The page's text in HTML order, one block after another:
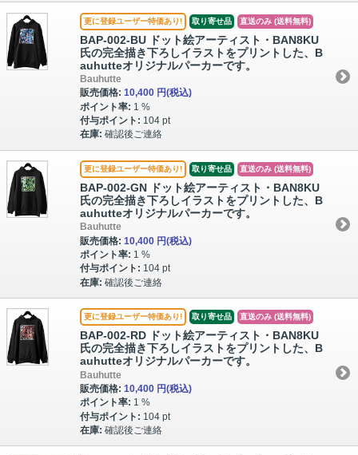
更に登録ユーザー特価あり! 取り寄せ品 直送のみ (送料無料)
BAP-002-BU ドット絵アーティスト・BAN8KU
氏の完全描き下ろしイラストをプリントした、B
auhutteオリジナルパーカーです。
Bauhutte
販売価格: 10,400 円(税込)
ポイント率: 1 %
付与ポイント: 104 pt
在庫: 確認後ご連絡
更に登録ユーザー特価あり! 取り寄せ品 直送のみ (送料無料)
BAP-002-GN ドット絵アーティスト・BAN8KU
氏の完全描き下ろしイラストをプリントした、B
auhutteオリジナルパーカーです。
Bauhutte
販売価格: 10,400 円(税込)
ポイント率: 1 %
付与ポイント: 104 pt
在庫: 確認後ご連絡
更に登録ユーザー特価あり! 取り寄せ品 直送のみ (送料無料)
BAP-002-RD ドット絵アーティスト・BAN8KU
氏の完全描き下ろしイラストをプリントした、B
auhutteオリジナルパーカーです。
Bauhutte
販売価格: 10,400 円(税込)
ポイント率: 1 %
付与ポイント: 104 pt
在庫: 確認後ご連絡